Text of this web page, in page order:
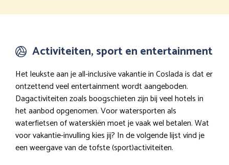
Activiteiten, sport en entertainment
Het leukste aan je all-inclusive vakantie in Coslada is dat er
ontzettend veel entertainment wordt aangeboden.
Dagactiviteiten zoals boogschieten zijn bij veel hotels in
het aanbod opgenomen. Voor watersporten als
waterfietsen of waterskiën moet je vaak wel betalen. Wat
voor vakantie-invulling kies jij? In de volgende lijst vind je
een weergave van de tofste (sport)activiteiten.